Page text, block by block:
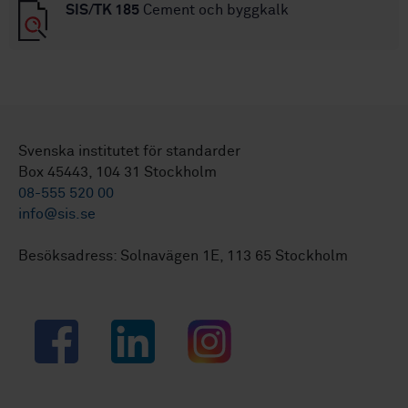
SIS/TK 185 Cement och byggkalk
Svenska institutet för standarder
Box 45443, 104 31 Stockholm
08-555 520 00
info@sis.se
Besöksadress: Solnavägen 1E, 113 65 Stockholm
Facebook LinkedIn Instagram